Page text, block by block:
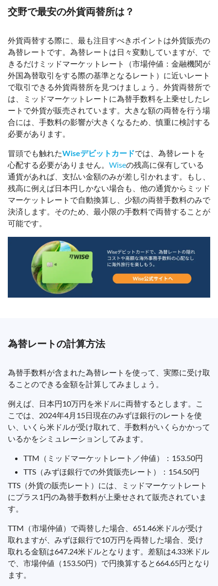
交野で最安の外貨両替所は？
外貨両替する際に、最も注目すべきポイントは外貨販売の
為替レートです。為替レートは日々変動していますが、で
きるだけミッドマーケットレート（市場仲値：金融機関が
外国為替取引をする際の基準となるレート）に近いレート
で取引できる外貨両替所を見つけましょう。外貨両替所で
は、ミッドマーケットレートに為替手数料を上乗せしたレ
ートで外貨が販売されています。大きな額の両替を行う場
合には、手数料の影響が大きくなるため、慎重に検討する
必要があります。
冒頭でも触れたWiseデビットカードでは、為替レートを
心配する必要がありません。 Wiseの残高に保有している
通貨があれば、支払い金額のみが差し引かれます。もし、
残高に例えば日本円しかない場合も、他の通貨からミッド
マーケットレートで自動換算し、少額の両替手数料のみで
決済します。そのため、最小限の手数料で両替することが
可能です。
為替レートの計算方法
為替手数料が含まれた為替レートを使って、実際に受け取
ることのできる金額を計算してみましょう。
例えば、日本円10万円を米ドルに両替するとします。こ
こでは、2024年4月15日現在のみずほ銀行のレートを使
い、いくら米ドルが受け取れて、手数料がいくらかかって
いるかをシミュレーションしてみます。
TTM（ミッドマーケットレート／仲値）：153.50円
TTS（みずほ銀行での外貨販売レート）：154.50円
TTS（外貨の販売レート）には、ミッドマーケットレート
にプラス1円の為替手数料が上乗せされて販売されていま
す。
TTM（市場仲値）で両替した場合、651.46米ドルが受け
取れますが、みずほ銀行で10万円を両替した場合、受け
取れる金額は647.24米ドルとなります。差額は4.33米ドル
で、市場仲値（153.50円）で円換算すると664.65円となり
ます。